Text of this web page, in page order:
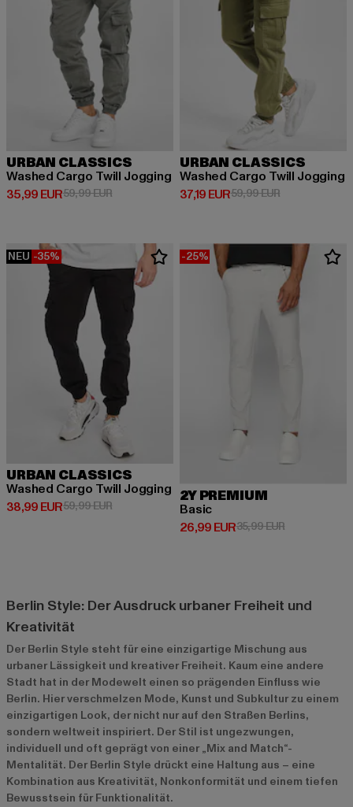
URBAN CLASSICS
Washed Cargo Twill Jogging
35,99 EUR
Derzeitiger Preis: 35,99 EUR
59,99 EURAktionspreis: 59,99 EUR
URBAN CLASSICS
Washed Cargo Twill Jogging
37,19 EUR
Derzeitiger Preis: 37,19 EUR
59,99 EURAktionspreis:
NEU -35%
URBAN CLASSICS
Washed Cargo Twill Jogging
38,99 EUR
Derzeitiger Preis: 38,99 EUR
59,99 EURAktionspreis: 59,99 EUR
-25%
2Y PREMIUM
Basic
26,99 EUR
Derzeitiger Preis: 26,99 EUR
35,99 EURAktionspreis:
Berlin Style: Der Ausdruck urbaner Freiheit und
Kreativität
Der Berlin Style steht für eine einzigartige Mischung aus
urbaner Lässigkeit und kreativer Freiheit. Kaum eine andere
Stadt hat in der Modewelt einen so prägenden Einfluss wie
Berlin. Hier verschmelzen Mode, Kunst und Subkultur zu einem
einzigartigen Look, der nicht nur auf den Straßen Berlins,
sondern weltweit inspiriert. Der Stil ist ungezwungen,
individuell und oft geprägt von einer „Mix and Match“-
Mentalität. Der Berlin Style drückt eine Haltung aus – eine
Kombination aus Kreativität, Nonkonformität und einem tiefen
Bewusstsein für Funktionalität.